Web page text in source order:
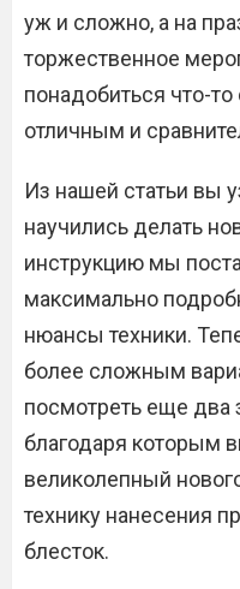
уж и сложно, а на
торжественное
понадобиться что-
отличным и
Из нашей статьи вы
научились делать
инструкцию мы
максимально
нюансы техники.
более сложным
посмотреть еще два
благодаря которым
великолепный
технику нанесения
блесток.